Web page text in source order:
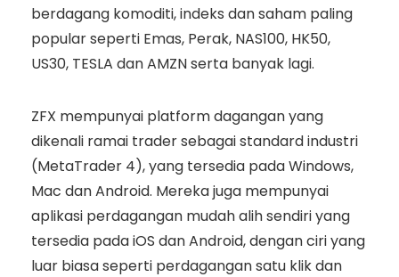
berdagang komoditi, indeks dan saham paling
popular seperti Emas, Perak, NAS100, HK50,
US30, TESLA dan AMZN serta banyak lagi.
ZFX mempunyai platform dagangan yang
dikenali ramai trader sebagai standard industri
(MetaTrader 4), yang tersedia pada Windows,
Mac dan Android. Mereka juga mempunyai
aplikasi perdagangan mudah alih sendiri yang
tersedia pada iOS dan Android, dengan ciri yang
luar biasa seperti perdagangan satu klik dan